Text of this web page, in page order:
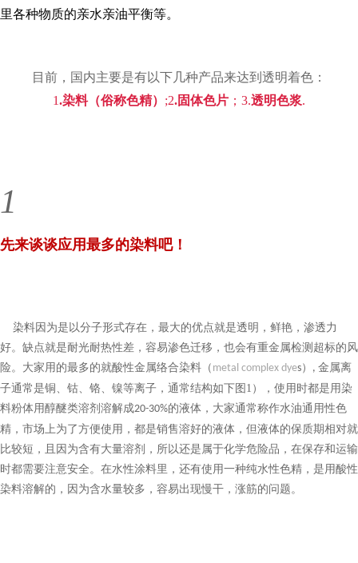
里各种物质的亲水亲油平衡等。
目前，国内主要是有以下几种产品来达到透明着色：
1.染料（俗称色精） ;2.固体色片 ；3.透明色浆.
1
先来谈谈应用最多的染料吧！
染料因为是以分子形式存在，最大的优点就是透明，鲜艳，渗透力
好。缺点就是耐光耐热性差，容易渗色迁移，也会有重金属检测超标的风
险。大家用的最多的就酸性金属络合染料（ metal complex dyes）, 金属离
子通常是铜、钴、铬、镍等离子，通常结构如下图1），使用时都是用染
料粉体用醇醚类溶剂溶解成20-30%的液体，大家通常称作水油通用性色
精，市场上为了方便使用，都是销售溶好的液体，但液体的保质期相对就
比较短，且因为含有大量溶剂，所以还是属于化学危险品，在保存和运输
时都需要注意安全。在水性涂料里，还有使用一种纯水性色精，是用酸性
染料溶解的，因为含水量较多，容易出现慢干，涨筋的问题。